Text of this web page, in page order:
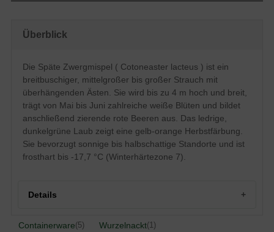
Wuchs
Sommergrün, eiförmig bis elliptisch, am
Ende zugespitzt, ledrig, dunkelgrün
glänzend, Herbstfärbung gelb bis orange,
2 bis 6 cm lang
Frucht
Rote Beeren, oval bis tropfenartig, ca. 1
Weiß, außerordentlich zahlreich
Blütezeit
Mai bis Juni
Standort
Sonnig bis halbsonnig
Überblick
Die Späte Zwergmispel ( Cotoneaster lacteus ) ist ein
breitbuschiger, mittelgroßer bis großer Strauch mit
überhängenden Ästen. Sie wird bis zu 4 m hoch und breit,
trägt von Mai bis Juni zahlreiche weiße Blüten und bildet
anschließend zierende rote Beeren aus. Das ledrige,
dunkelgrüne Laub zeigt eine gelb-orange Herbstfärbung.
Sie bevorzugt sonnige bis halbschattige Standorte und ist
frosthart bis -17,7 °C (Winterhärtezone 7).
Details
Containerware(5) Wurzelnackt(1)